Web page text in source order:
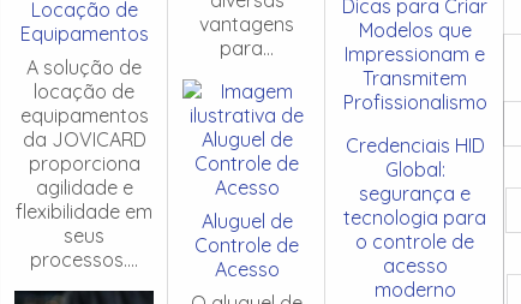
Locação de
Equipamentos
A solução de
locação de
equipamentos
da JOVICARD
proporciona
agilidade e
flexibilidade em
seus
processos....
vantagens
para...
Aluguel de
Controle de
Acesso
Dicas para Criar
Modelos que
Impressionam e
Transmitem
Profissionalismo
Credenciais HID
Global:
segurança e
tecnologia para
o controle de
acesso
moderno